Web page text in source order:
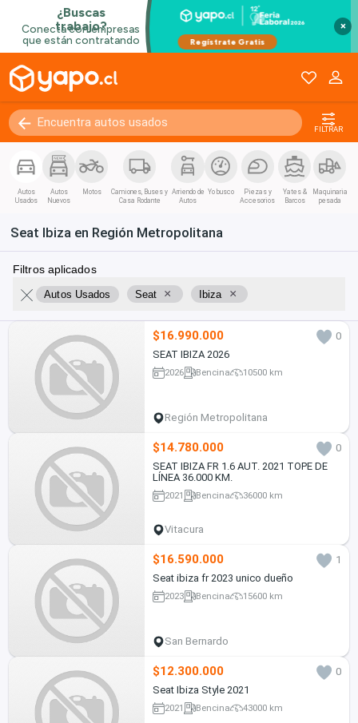
×
FILTRAR
Autos
Usados
Autos
Nuevos
Motos
Camiones, Buses y
Casa Rodante
Arriendo de
Autos
Yo busco
Piezas y
Accesorios
Yates &
Barcos
Maquinaria
pesada
Seat Ibiza en Región Metropolitana
Filtros aplicados
Autos Usados Seat × Ibiza ×
$16.990.000
0
SEAT IBIZA 2026
2026 Bencina 10500 km
Región Metropolitana
$14.780.000
0
SEAT IBIZA FR 1.6 AUT. 2021 TOPE DE
LÍNEA 36.000 KM.
2021 Bencina 36000 km
Vitacura
$16.590.000
1
Seat ibiza fr 2023 unico dueño
2023 Bencina 15600 km
San Bernardo
$12.300.000
0
Seat Ibiza Style 2021
2021 Bencina 43000 km